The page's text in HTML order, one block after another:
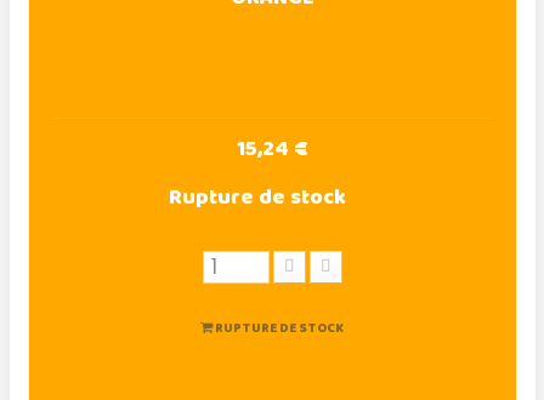
15,24 €
Rupture de stock
RUPTURE DE STOCK